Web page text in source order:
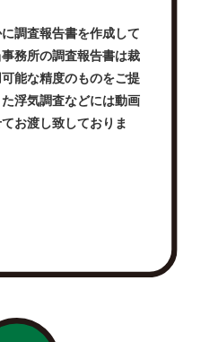
調査報告書を作成して
務所の調査報告書は裁
能な精度のものをご提
浮気調査などには動画
お渡し致しておりま